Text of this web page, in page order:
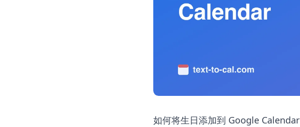
如何将生日添加到 Google Calendar